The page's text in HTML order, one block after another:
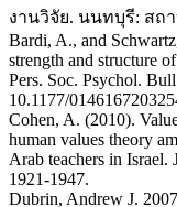
งานวิจัย. นนทบุรี: สถ
Bardi, A., and
strength and structure
Pers. Soc. Psychol.
10.1177/
Cohen, A. (2010).
human values theory
Arab teachers in Israel.
1921-1947.
Dubrin, Andrew J.